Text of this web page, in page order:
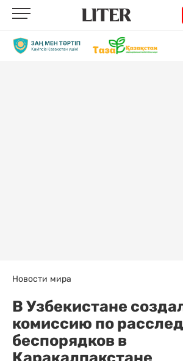
Новости мира
В Узбекистане
комиссию по
беспорядков в
Каракалпакстане